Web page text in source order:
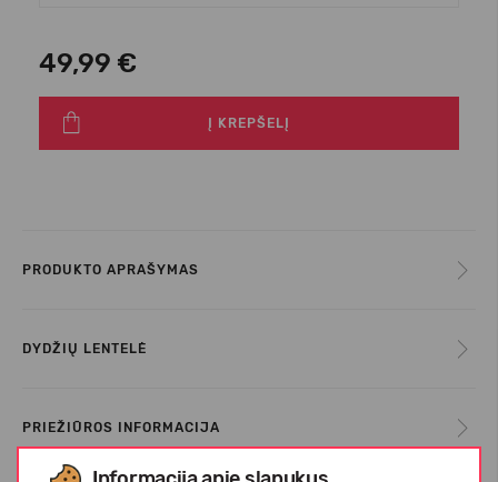
49,99 €
Į KREPŠELĮ
PRODUKTO APRAŠYMAS
DYDŽIŲ LENTELĖ
PRIEŽIŪROS INFORMACIJA